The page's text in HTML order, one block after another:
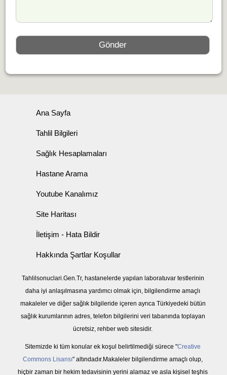
Ana Sayfa
Tahlil Bilgileri
Sağlık Hesaplamaları
Hastane Arama
Youtube Kanalımız
Site Haritası
İletişim - Hata Bildir
Hakkında Şartlar Koşullar
Tahlilsonuclari.Gen.Tr, hastanelerde yapılan laboratuvar testlerinin
daha iyi anlaşılmasına yardımcı olmak için, bilgilendirme amaçlı
makaleler ve diğer sağlık bilgileride içeren ayrıca Türkiyedeki bütün
sağlık kurumlarının adres, telefon bilgilerini veri tabanında toplayan
ücretsiz, rehber web sitesidir.
Sitemizde ki tüm konular ek koşul belirtilmediği sürece "Creative
Commons Lisansı" altındadır.Makaleler bilgilendirme amaçlı olup,
hiçbir zaman bir hekim tedavisinin yerini alamaz ve asla kişisel teşhis